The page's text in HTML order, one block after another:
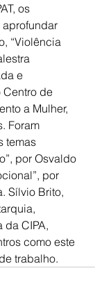
os
“Violência
e
de
a Mulher,
Foram
temas
por Osvaldo
por
Sílvio Brito,
da CIPA,
como este
trabalho.